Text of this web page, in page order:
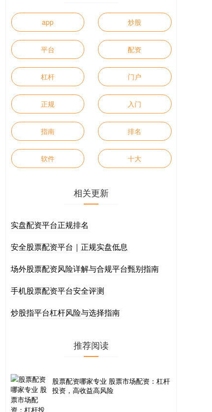
app 炒股
平台 配资
杠杆 门户
正规 入门
指南 排名
软件 十大
相关更新
实盘配资平台正规排名
安全股票配资平台｜正规实盘低息
场外股票配资风险详解与合规平台甄别指南
手机股票配资平台安全评测
炒股指平台杠杆风险与选择指南
推荐阅读
股票配资哪家专业 股票市场配资：杠杆
投资，高收益高风险